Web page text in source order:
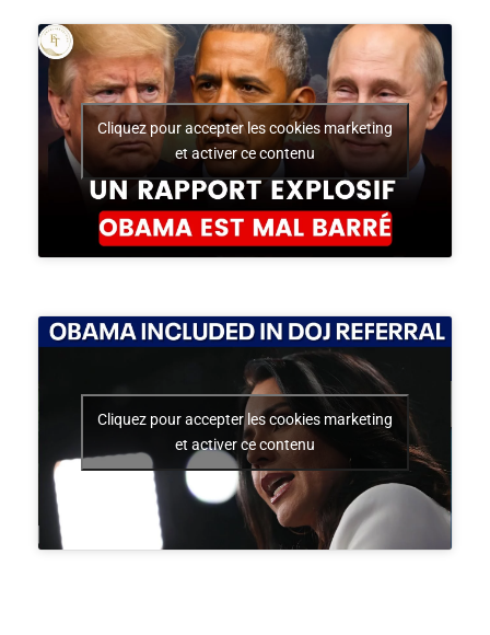
Cliquez pour accepter les cookies marketing
et activer ce contenu
Cliquez pour accepter les cookies marketing
et activer ce contenu